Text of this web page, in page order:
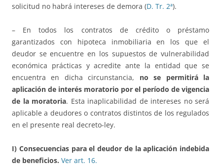
solicitud no habrá intereses de demora (D. Tr. 2ª).
– En todos los contratos de crédito o préstamo
garantizados con hipoteca inmobiliaria en los que el
deudor se encuentre en los supuestos de vulnerabilidad
económica prácticas y acredite ante la entidad que se
encuentra en dicha circunstancia, no se permitirá la
aplicación de interés moratorio por el período de vigencia
de la moratoria. Esta inaplicabilidad de intereses no será
aplicable a deudores o contratos distintos de los regulados
en el presente real decreto-ley.
I) Consecuencias para el deudor de la aplicación indebida
de beneficios. Ver art. 16.